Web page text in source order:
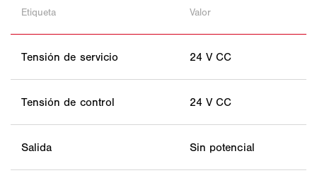
Etiqueta Valor
Tensión de servicio 24 V CC
Tensión de control 24 V CC
Salida Sin potencial